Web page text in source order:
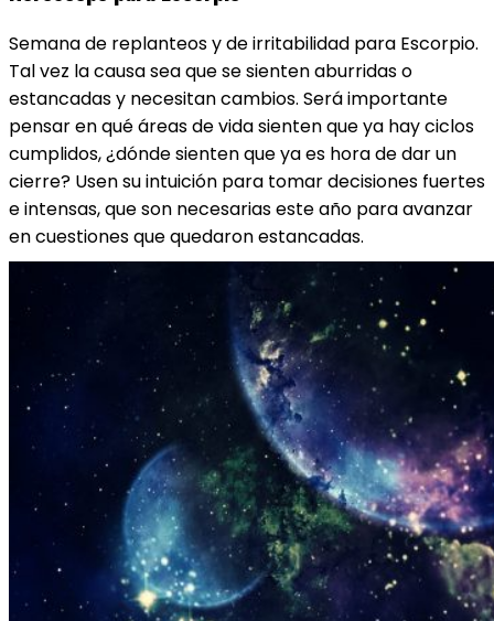
Semana de replanteos y de irritabilidad para Escorpio​.
Tal vez la causa sea que se sienten aburridas o
estancadas y necesitan cambios. Será importante
pensar en qué áreas de vida sienten que ya hay ciclos
cumplidos, ¿dónde sienten que ya es hora de dar un
cierre? Usen su intuición para tomar decisiones fuertes
e intensas, que son necesarias este año para avanzar
en cuestiones que quedaron estancadas.